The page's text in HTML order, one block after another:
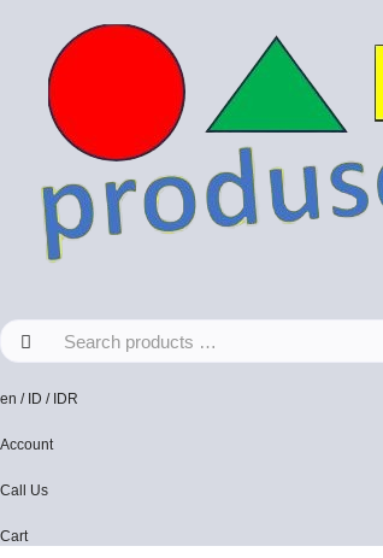
en / ID / IDR
Account
Call Us
Cart